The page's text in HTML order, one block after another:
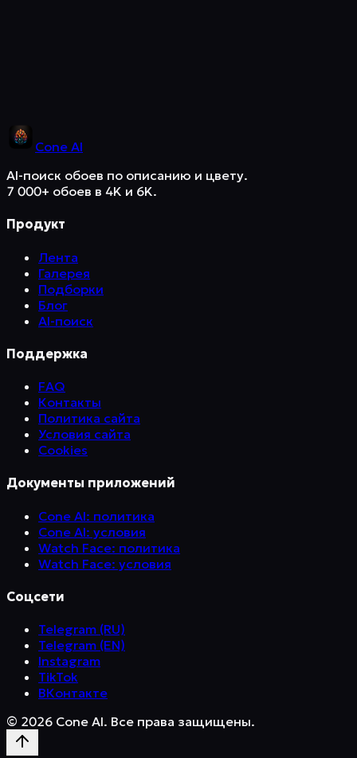
Cone AI
AI-поиск обоев по описанию и цвету.
7 000+ обоев в 4K и 6K.
Продукт
Лента
Галерея
Подборки
Блог
AI-поиск
Поддержка
FAQ
Контакты
Политика сайта
Условия сайта
Cookies
Документы приложений
Cone AI: политика
Cone AI: условия
Watch Face: политика
Watch Face: условия
Соцсети
Telegram (RU)
Telegram (EN)
Instagram
TikTok
ВКонтакте
© 2026 Cone AI. Все права защищены.